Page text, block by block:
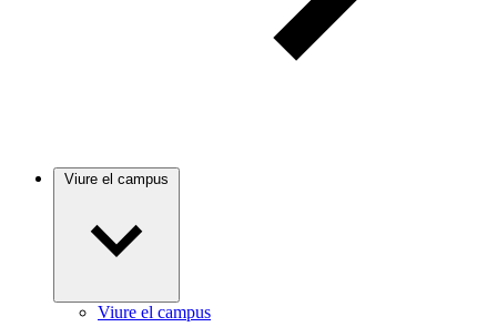
Viure el campus
Viure el campus